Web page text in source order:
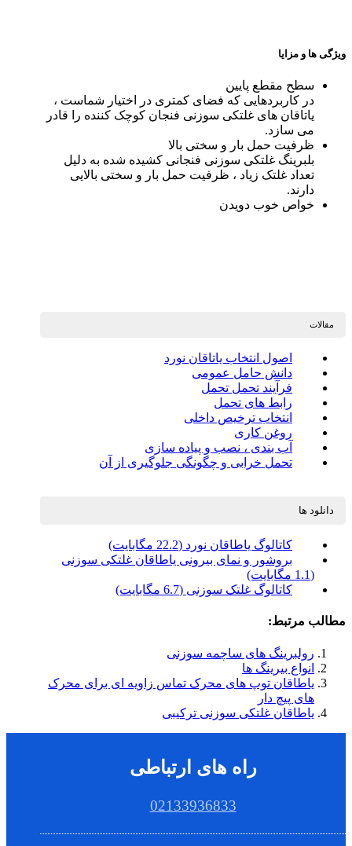
ویژگی ها و مزایا
سطح مقطع پایین
در کاربردهایی که فضای کمتری در اختیار شماست ،
یاتاقان های غلتکی سوزنی فنجان کوچک کننده را قادر
می سازد.
ظرفیت حمل بار و سختی بالا
بلبرینگ غلتکی سوزنی فنجانی کشیده شده به دلیل
تعداد غلتک زیاد ، ظرفیت حمل بار و سختی بالایی
دارند.
خواص خوب دویدن
مقالات
اصول انتخاب یاتاقان نورد
دانش حامل عمومی
فرآیند تحمل تحمل
رابط های تحمل
انتخاب ترخیص داخلی
روغن کاری
آب بندی ، نصب و پیاده سازی
تحمل خرابی و چگونگی جلوگیری از آن
دانلود ها
کاتالوگ یاطاقان نورد (22.2 مگابایت)
بروشور و نمای بیرونی یاطاقان غلتکی سوزنی
(1.1 مگابایت)
کاتالوگ غلتک سوزنی (6.7 مگابایت)
مطالب مرتبط:
رولبرینگ های ساچمه سوزنی
انواع بیرینگ ها
یاطاقان توپ های محرک تماس زاویه ای برای محرک
های پیچ دار
یاطاقان غلتکی سوزنی ترکیبی
راه های ارتباطی
02133936833